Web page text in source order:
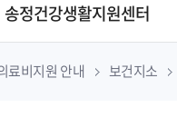
송정건강생활지원센터
료비지원 안내 보건지소